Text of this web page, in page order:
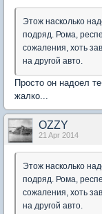
Этож насколько
подряд. Рома,
сожаления, хоть
на другой авто.
Просто он надоел
жалко...
OZZY
21 Apr 2014
Этож насколько
подряд. Рома,
сожаления, хоть
на другой авто.